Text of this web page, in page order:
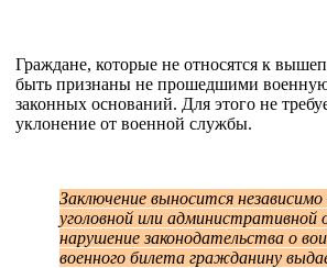
Граждане, которые не относятся к
быть признаны не прошедшими
законных оснований. Для этого не
уклонение от военной службы.
Заключение выносится
уголовной или
нарушение законодательства о
военного билета гражданину